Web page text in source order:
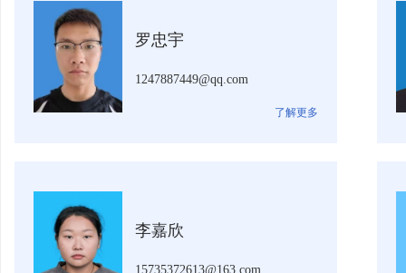
罗忠宇
1247887449@qq.com
了解更多
李嘉欣
15735372613@163.com